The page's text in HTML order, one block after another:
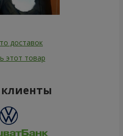
доставок
этот товар